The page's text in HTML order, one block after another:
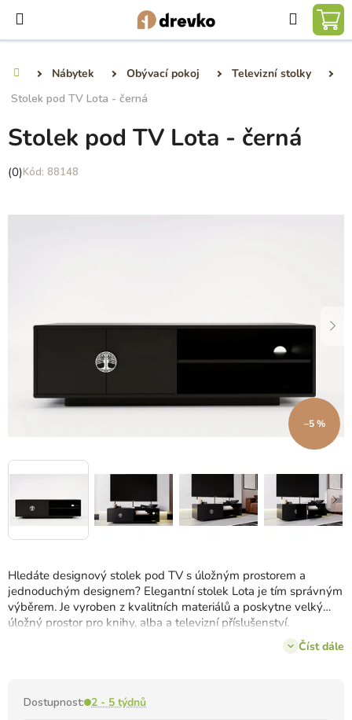
obsah
Hledat
Nábytek Obývací pokoj
Televizní stolky
Stolek pod TV Lota - černá
Hledáte designový stolek pod TV s úložným prostorem a
jednoduchým designem? Elegantní stolek Lota je tím správným
výběrem. Je vyroben z kvalitních materiálů a poskytne velký
úložný prostor pro knihy, alba a televizní příslušenství.
Číst dále
Dostupnost: 2 - 5 týdnů
Stolek pod TV Lota - černá
Průměrné
je
(0) 88148
–5 %